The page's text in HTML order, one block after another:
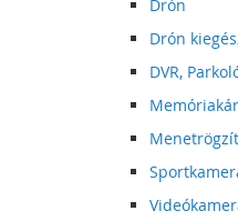
Drón
Drón
DVR,